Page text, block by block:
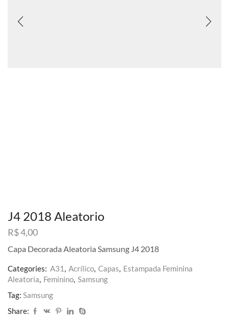
J4 2018 Aleatorio
R$4,00
Capa Decorada Aleatoria Samsung J4 2018
Categories: A31, Acrílico, Capas, Estampada Feminina
Aleatoria, Feminino, Samsung
Tag: Samsung
Share: